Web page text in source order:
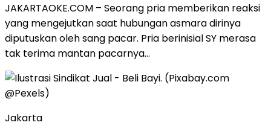
JAKARTAOKE.COM – Seorang pria memberikan reaksi
yang mengejutkan saat hubungan asmara dirinya
diputuskan oleh sang pacar. Pria berinisial SY merasa
tak terima mantan pacarnya…
Jakarta